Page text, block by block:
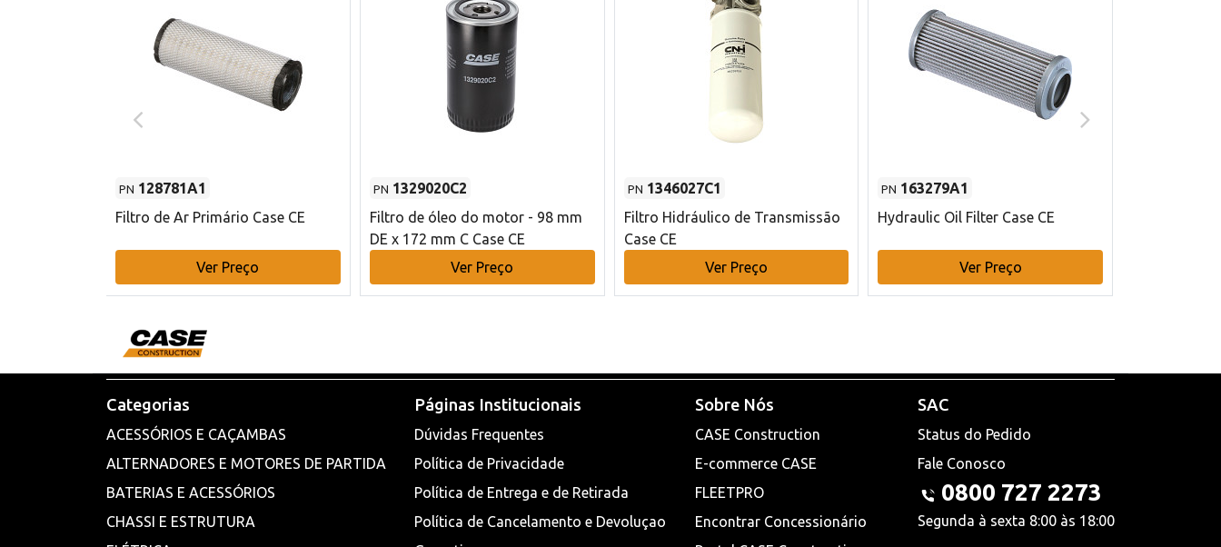
PN 128781A1
Filtro de Ar Primário Case CE
Ver Preço
PN 1329020C2
Filtro de óleo do motor - 98 mm
DE x 172 mm C Case CE
Ver Preço
PN 1346027C1
Filtro Hidráulico de Transmissão
Case CE
Ver Preço
PN 163279A1
Hydraulic Oil Filter Case CE
Ver Preço
Categorias
ACESSÓRIOS E CAÇAMBAS
ALTERNADORES E MOTORES DE PARTIDA
BATERIAS E ACESSÓRIOS
CHASSI E ESTRUTURA
Páginas Institucionais
Dúvidas Frequentes
Política de Privacidade
Política de Entrega e de Retirada
Política de Cancelamento e Devoluçao
Sobre Nós
CASE Construction
E-commerce CASE
FLEETPRO
Encontrar Concessionário
SAC
Status do Pedido
Fale Conosco
0800 727 2273
Segunda à sexta 8:00 às 18:00